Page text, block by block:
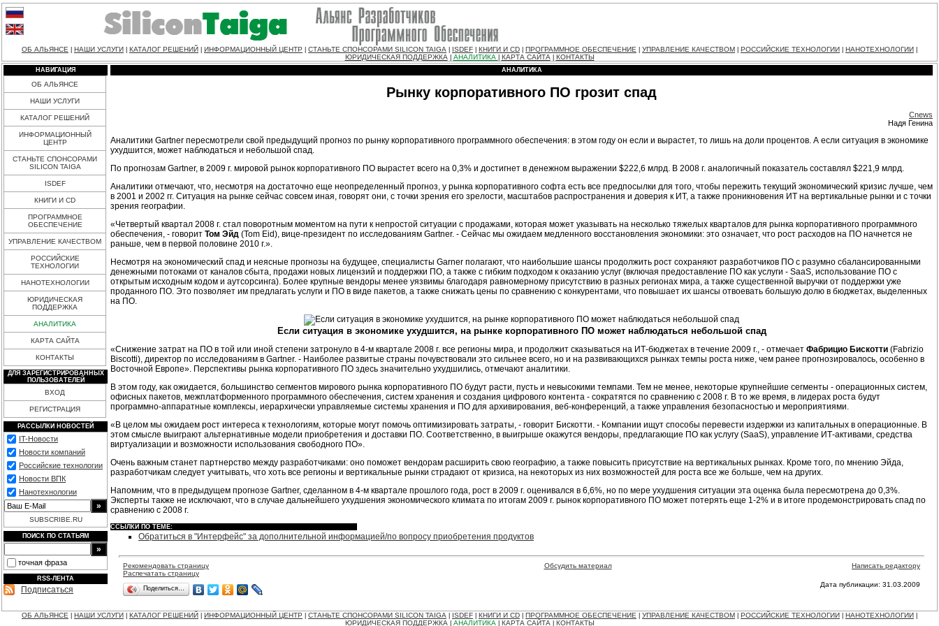
ОБ АЛЬЯНСЕ НАШИ УСЛУГИ КАТАЛОГ РЕШЕНИЙ ИНФОРМАЦИОННЫЙ ЦЕНТР СТАНЬТЕ СПОНСОРАМИ SILICON TAIGA ISDEF КНИГИ И CD ПРОГРАММНОЕ ОБЕСПЕЧЕНИЕ УПРАВЛЕНИЕ КАЧЕСТВОМ РОССИЙСКИЕ ТЕХНОЛОГИИ НАНОТЕХНОЛОГИИ
ЮРИДИЧЕСКАЯ ПОДДЕРЖКА| АНАЛИТИКА КАРТА САЙТА| КОНТАКТЫ
НАВИГАЦИЯ
ОБ АЛЬЯНСЕ
НАШИ УСЛУГИ
КАТАЛОГ РЕШЕНИЙ
ИНФОРМАЦИОННЫЙ
ЦЕНТР
СТАНЬТЕ СПОНСОРАМИ
SILICON TAIGA
ISDEF
КНИГИ И CD
ПРОГРАММНОЕ
ОБЕСПЕЧЕНИЕ
УПРАВЛЕНИЕ КАЧЕСТВОМ
РОССИЙСКИЕ
ТЕХНОЛОГИИ
НАНОТЕХНОЛОГИИ
ЮРИДИЧЕСКАЯ
ПОДДЕРЖКА
АНАЛИТИКА
КАРТА САЙТА
КОНТАКТЫ
ДЛЯ ЗАРЕГИСТРИРОВАННЫХ
ПОЛЬЗОВАТЕЛЕЙ
ВХОД
РЕГИСТРАЦИЯ
РАССЫЛКИ НОВОСТЕЙ
IT-Новости
Новости компаний
Российские технологии
Новости ВПК
Нанотехнологии
SUBSCRIBE.RU
ПОИСК ПО СТАТЬЯМ
точная фраза
RSS-ЛЕНТА
Подписаться
АНАЛИТИКА
Рынку корпоративного ПО грозит спад
Cnews
Надя Генина
Аналитики Gartner пересмотрели свой предыдущий прогноз по рынку корпоративного программного обеспечения: в этом году он если и вырастет, то лишь на доли процентов. А если ситуация в экономике
ухудшится, может наблюдаться и небольшой спад.
По прогнозам Gartner, в 2009 г. мировой рынок корпоративного ПО вырастет всего на 0,3% и достигнет в денежном выражении $222,6 млрд. В 2008 г. аналогичный показатель составлял $221,9 млрд.
Аналитики отмечают, что, несмотря на достаточно еще неопределенный прогноз, у рынка корпоративного софта есть все предпосылки для того, чтобы пережить текущий экономический кризис лучше, чем
в 2001 и 2002 гг. Ситуация на рынке сейчас совсем иная, говорят они, с точки зрения его зрелости, масштабов распространения и доверия к ИТ, а также проникновения ИТ на вертикальные рынки и с точки
зрения географии.
«Четвертый квартал 2008 г. стал поворотным моментом на пути к непростой ситуации с продажами, которая может указывать на несколько тяжелых кварталов для рынка корпоративного программного
обеспечения, - говорит Том Эйд (Tom Eid), вице-президент по исследованиям Gartner. - Сейчас мы ожидаем медленного восстановления экономики: это означает, что рост расходов на ПО начнется не
раньше, чем в первой половине 2010 г.».
Несмотря на экономический спад и неясные прогнозы на будущее, специалисты Garner полагают, что наибольшие шансы продолжить рост сохраняют разработчиков ПО с разумно сбалансированными
денежными потоками от каналов сбыта, продажи новых лицензий и поддержки ПО, а также с гибким подходом к оказанию услуг (включая предоставление ПО как услуги - SaaS, использование ПО с
открытым исходным кодом и аутсорсинга). Более крупные вендоры менее уязвимы благодаря равномерному присутствию в разных регионах мира, а также существенной выручки от поддержки уже
проданного ПО. Это позволяет им предлагать услуги и ПО в виде пакетов, а также снижать цены по сравнению с конкурентами, что повышает их шансы отвоевать большую долю в бюджетах, выделенных
на ПО.
Если ситуация в экономике ухудшится, на рынке корпоративного ПО может наблюдаться небольшой спад
«Снижение затрат на ПО в той или иной степени затронуло в 4-м квартале 2008 г. все регионы мира, и продолжит сказываться на ИТ-бюджетах в течение 2009 г., - отмечает Фабрицио Бискотти (Fabrizio
Biscotti), директор по исследованиям в Gartner. - Наиболее развитые страны почувствовали это сильнее всего, но и на развивающихся рынках темпы роста ниже, чем ранее прогнозировалось, особенно в
Восточной Европе». Перспективы рынка корпоративного ПО здесь значительно ухудшились, отмечают аналитики.
В этом году, как ожидается, большинство сегментов мирового рынка корпоративного ПО будут расти, пусть и невысокими темпами. Тем не менее, некоторые крупнейшие сегменты - операционных систем,
офисных пакетов, межплатформенного программного обеспечения, систем хранения и создания цифрового контента - сократятся по сравнению с 2008 г. В то же время, в лидерах роста будут
программно-аппаратные комплексы, иерархически управляемые системы хранения и ПО для архивирования, веб-конференций, а также управления безопасностью и мероприятиями.
«В целом мы ожидаем рост интереса к технологиям, которые могут помочь оптимизировать затраты, - говорит Бискотти. - Компании ищут способы перевести издержки из капитальных в операционные. В
этом смысле выиграют альтернативные модели приобретения и доставки ПО. Соответственно, в выигрыше окажутся вендоры, предлагающие ПО как услугу (SaaS), управление ИТ-активами, средства
виртуализации и возможности использования свободного ПО».
Очень важным станет партнерство между разработчиками: оно поможет вендорам расширить свою географию, а также повысить присутствие на вертикальных рынках. Кроме того, по мнению Эйда,
разработчикам следует учитывать, что хоть все регионы и вертикальные рынки страдают от кризиса, на некоторых из них возможностей для роста все же больше, чем на других.
Напомним, что в предыдущем прогнозе Gartner, сделанном в 4-м квартале прошлого года, рост в 2009 г. оценивался в 6,6%, но по мере ухудшения ситуации эта оценка была пересмотрена до 0,3%.
Эксперты также не исключают, что в случае дальнейшего ухудшения экономического климата по итогам 2009 г. рынок корпоративного ПО может потерять еще 1-2% и в итоге продемонстрировать спад по
сравнению с 2008 г.
ССЫЛКИ ПО ТЕМЕ:
Обратиться в "Интерфейс" за дополнительной информацией/по вопросу приобретения продуктов
Рекомендовать страницу Обсудить материал
Написать редактору
Распечатать страницу
Поделиться… Дата публикации: 31.03.2009
ОБ АЛЬЯНСЕ НАШИ УСЛУГИ КАТАЛОГ РЕШЕНИЙ ИНФОРМАЦИОННЫЙ ЦЕНТР СТАНЬТЕ СПОНСОРАМИ SILICON TAIGA ISDEF КНИГИ И CD ПРОГРАММНОЕ ОБЕСПЕЧЕНИЕ УПРАВЛЕНИЕ КАЧЕСТВОМ РОССИЙСКИЕ ТЕХНОЛОГИИ НАНОТЕХНОЛОГИИ
ЮРИДИЧЕСКАЯ ПОДДЕРЖКА| АНАЛИТИКА КАРТА САЙТА| КОНТАКТЫ